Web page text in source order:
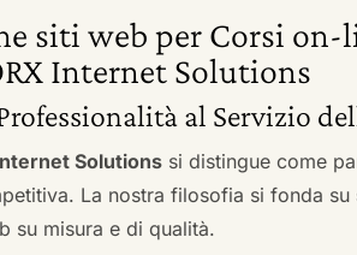
siti web per Corsi on-
Internet Solutions
al Servizio
Solutions si distingue come
La nostra filosofia si fonda su
su misura e di qualità.